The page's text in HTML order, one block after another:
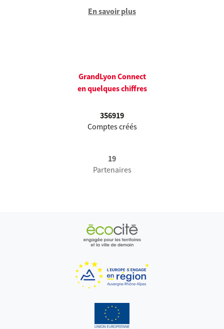
En savoir plus
GrandLyon Connect
en quelques chiffres
356919
Comptes créés
19
Partenaires